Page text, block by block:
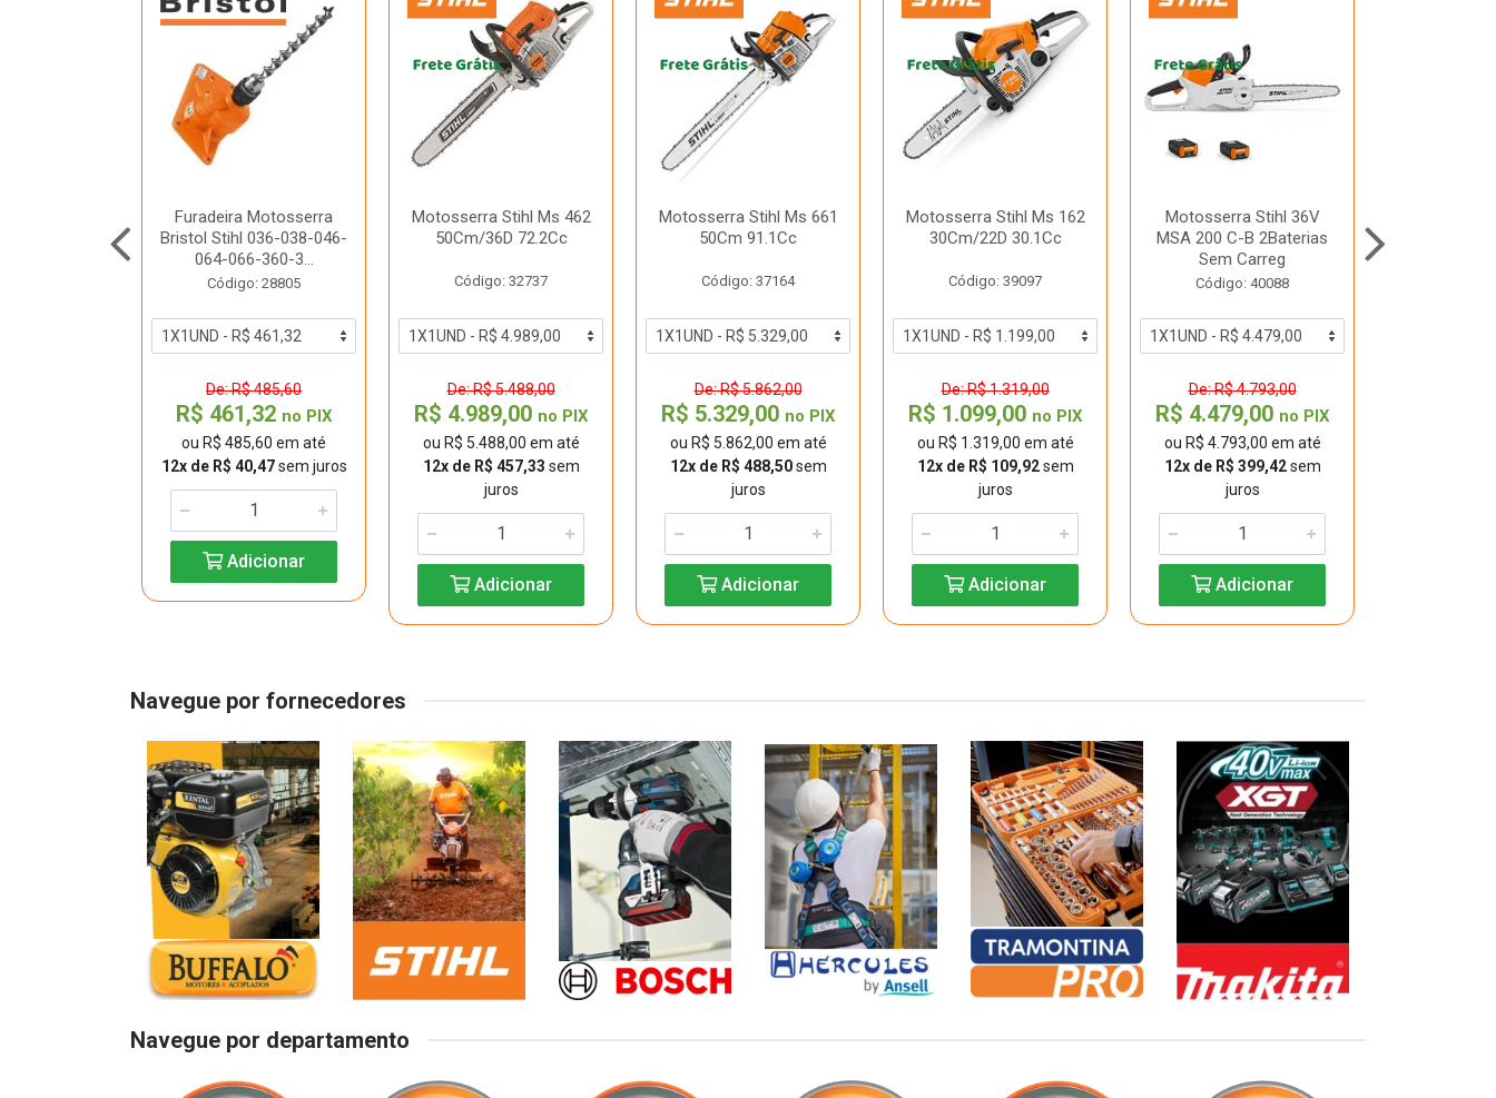
Furadeira Motosserra
Bristol Stihl 036-038-046-
064-066-360-3...
Código: 28805
De: R$ 485,60
R$ 461,32 no PIX
ou R$ 485,60 em até
12x de R$ 40,47sem juros
Adicionar
Motosserra Stihl Ms 462
50Cm/36D 72.2Cc
Código: 32737
De: R$ 5.488,00
R$ 4.989,00 no PIX
ou R$ 5.488,00 em até
12x de R$ 457,33 sem
juros
Adicionar
Motosserra Stihl Ms 661
50Cm 91.1Cc
Código: 37164
De: R$ 5.862,00
R$ 5.329,00 no PIX
ou R$ 5.862,00 em até
12x de R$ 488,50sem
juros
Adicionar
Motosserra Stihl Ms 162
30Cm/22D 30.1Cc
Código: 39097
De: R$ 1.319,00
R$ 1.099,00 no PIX
ou R$ 1.319,00 em até
12x de R$ 109,92sem
juros
Adicionar
Motosserra Stihl 36V
MSA 200 C-B 2Baterias
Sem Carreg
Código: 40088
De: R$ 4.793,00
R$ 4.479,00 no PIX
ou R$ 4.793,00 em até
12x de R$ 399,42sem
juros
Adicionar
Navegue por fornecedores
Navegue por departamento